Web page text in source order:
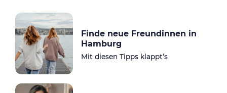
a
Finde neue Freundinnen in
Hamburg
Mit diesen Tipps klappt‘s